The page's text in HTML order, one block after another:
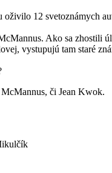
oživilo 12 svetoznámych
Ako sa zhostili
vystupujú tam staré
či Jean Kwok.